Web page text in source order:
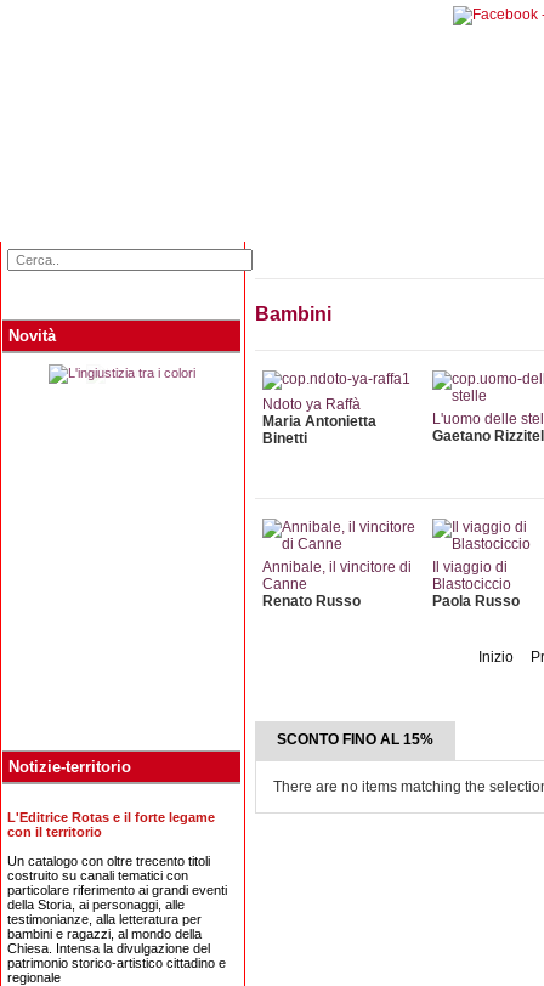
Novità
Notizie-territorio
L'Editrice Rotas e il forte legame
con il territorio
Un catalogo con oltre trecento titoli
costruito su canali tematici con
particolare riferimento ai grandi eventi
della Storia, ai personaggi, alle
testimonianze, alla letteratura per
bambini e ragazzi, al mondo della
Chiesa. Intensa la divulgazione del
patrimonio storico-artistico cittadino e
regionale
Bambini
Ndoto ya Raffà
Maria Antonietta
Binetti
L'uomo delle
Gaetano
Annibale, il vincitore di
Canne
Renato Russo
Il viaggio di
Blastociccio
Paola Russo
Inizio
SCONTO FINO AL 15%
There are no items matching the